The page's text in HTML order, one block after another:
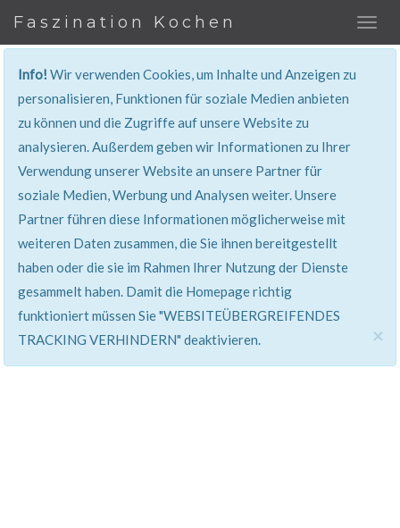
Faszination Kochen
Info!Wir verwenden Cookies, um Inhalte und Anzeigen zu
personalisieren, Funktionen für soziale Medien anbieten
zu können und die Zugriffe auf unsere Website zu
analysieren. Außerdem geben wir Informationen zu Ihrer
Verwendung unserer Website an unsere Partner für
soziale Medien, Werbung und Analysen weiter. Unsere
Partner führen diese Informationen möglicherweise mit
weiteren Daten zusammen, die Sie ihnen bereitgestellt
haben oder die sie im Rahmen Ihrer Nutzung der Dienste
gesammelt haben. Damit die Homepage richtig
funktioniert müssen Sie "WEBSITEÜBERGREIFENDES
TRACKING VERHINDERN" deaktivieren.
×
REZEPT
Super erklärt & lecker...!